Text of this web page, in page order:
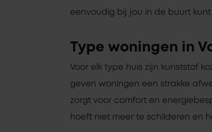
eenvoudig bij jou in de buurt kunt
Type woningen in
Voor elk type huis zijn kunststof
geven woningen een strakke
zorgt voor comfort en
hoeft niet meer te schilderen en